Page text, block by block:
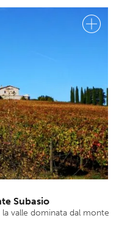
Subasio
valle dominata dal monte